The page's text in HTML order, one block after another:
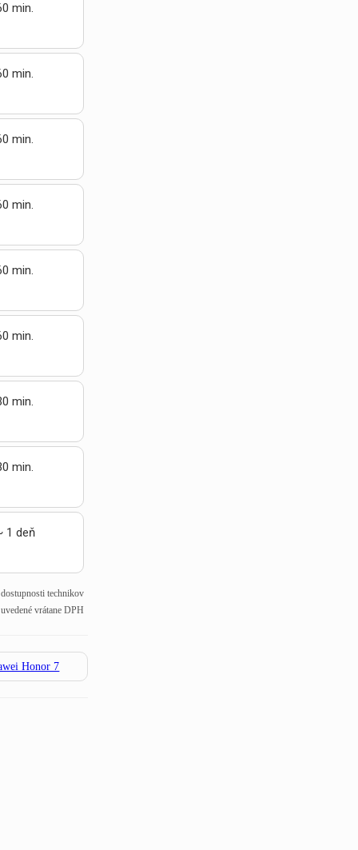
min.
min.
min.
min.
min.
min.
min.
min.
1 deň
technikov
vrátane DPH
Honor 7